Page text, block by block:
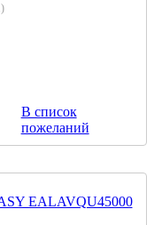
)
В список
пожеланий